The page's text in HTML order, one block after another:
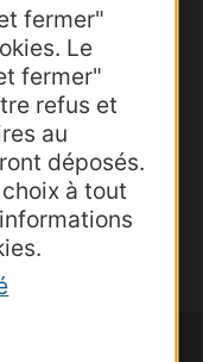
fermer"
Le
fermer"
refus et
au
déposés.
à tout
la lettre
et
région